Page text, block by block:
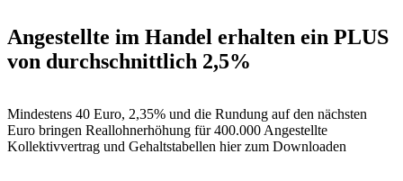
Angestellte im Handel erhalten ein PLUS
von durchschnittlich 2,5%
Mindestens 40 Euro, 2,35% und die Rundung auf den nächsten
Euro bringen Reallohnerhöhung für 400.000 Angestellte
Kollektivvertrag und Gehaltstabellen hier zum Downloaden